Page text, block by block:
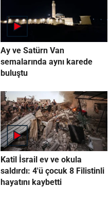
Ay ve Satürn Van
semalarında aynı karede
buluştu
Katil İsrail ev ve okula
saldırdı: 4'ü çocuk 8 Filistinli
hayatını kaybetti